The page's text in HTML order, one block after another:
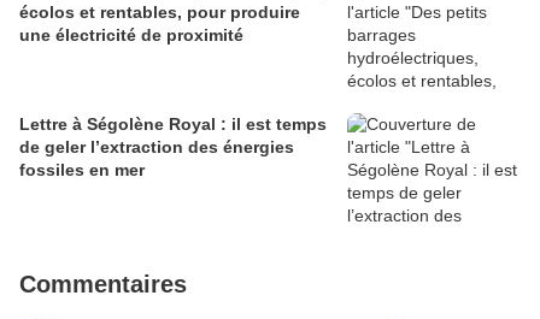
écolos et rentables, pour produire
une électricité de proximité
Lettre à Ségolène Royal : il est temps
de geler l’extraction des énergies
fossiles en mer
Commentaires